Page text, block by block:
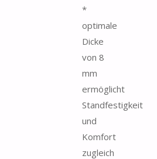
*
optimale
Dicke
von 8
mm
ermöglicht
Standfestigkeit
und
Komfort
zugleich